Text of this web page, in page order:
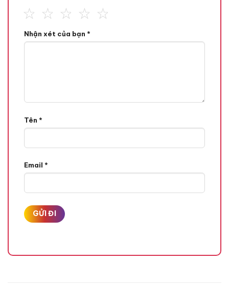
Nhận xét của bạn *
Tên *
Email *